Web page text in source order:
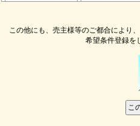
この他にも、売主様等のご都合により
希望条件登録を